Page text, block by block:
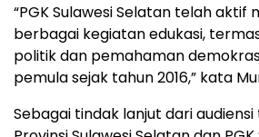
“PGK Sulawesi Selatan telah aktif
berbagai kegiatan edukasi,
politik dan pemahaman
pemula sejak tahun 2016,” kata
Sebagai tindak lanjut dari